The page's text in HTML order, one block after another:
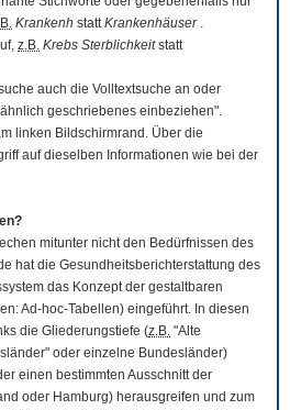
Krankenh stattKrankenhäuser .
z.B. Krebs Sterblichkeitstatt
auch die Volltextsuche an oder
geschriebenes einbeziehen".
linken Bildschirmrand. Über die
auf dieselben Informationen wie bei der
mitunter nicht den Bedürfnissen des
hat die Gesundheitsberichterstattung des
das Konzept der gestaltbaren
Ad-hoc-Tabellen) eingeführt. In diesen
die Gliederungstiefe (z.B. "Alte
oder einzelne Bundesländer)
einen bestimmten Ausschnitt der
oder Hamburg) herausgreifen und zum